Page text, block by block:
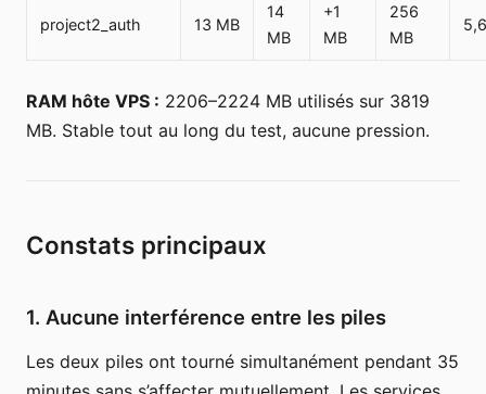
project2_auth 13 MB
14
MB
+1
MB
256
MB
RAM hôte VPS : 2206–2224 MB utilisés sur 3819
MB. Stable tout au long du test, aucune pression.
Constats principaux
1. Aucune interférence entre les piles
Les deux piles ont tourné simultanément pendant 35